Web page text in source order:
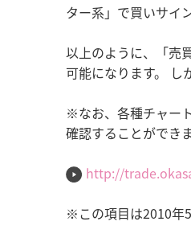
ター系」で買いサイ
以上のように、「売
可能になります。 し
※なお、各種チャー
確認することができま
http://
※この項目は2010年